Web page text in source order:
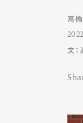
高
文